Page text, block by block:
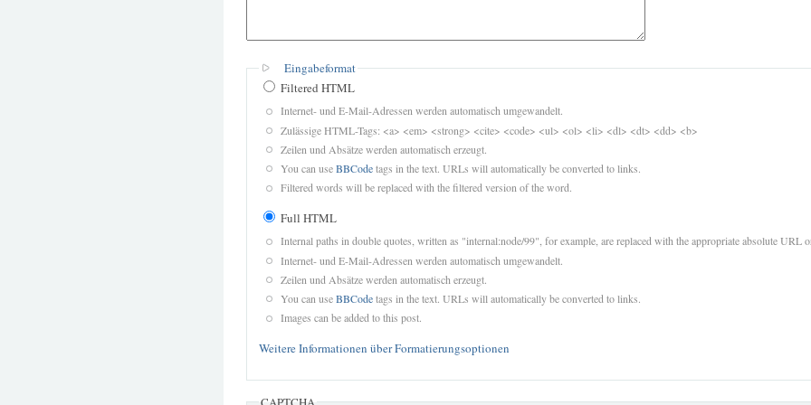
Eingabeformat
Filtered HTML
Internet- und E-Mail-Adressen werden automatisch umgewandelt.
Zulässige HTML-Tags: <a> <em> <strong> <cite> <code> <ul> <ol> <li> <dl> <dt> <dd> <b>
Zeilen und Absätze werden automatisch erzeugt.
You can useBBCodetags in the text. URLs will automatically be converted to links.
Filtered words will be replaced with the filtered version of the word.
Full HTML
Internal paths in double quotes, written as "internal:node/99", for example, are replaced with the appropriate absolute URL
Internet- und E-Mail-Adressen werden automatisch umgewandelt.
Zeilen und Absätze werden automatisch erzeugt.
You can useBBCodetags in the text. URLs will automatically be converted to links.
Images can be added to this post.
Weitere Informationen über Formatierungsoptionen